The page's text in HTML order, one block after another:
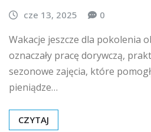
cze 13, 2025 0
Wakacje jeszcze dla pokolenia
oznaczały pracę dorywczą,
sezonowe zajęcia, które
pieniądze…
CZYTAJ